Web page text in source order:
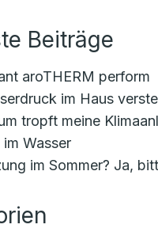
Beiträge
aroTHERM perform
im Haus
tropft meine
im Wasser
im Sommer? Ja,